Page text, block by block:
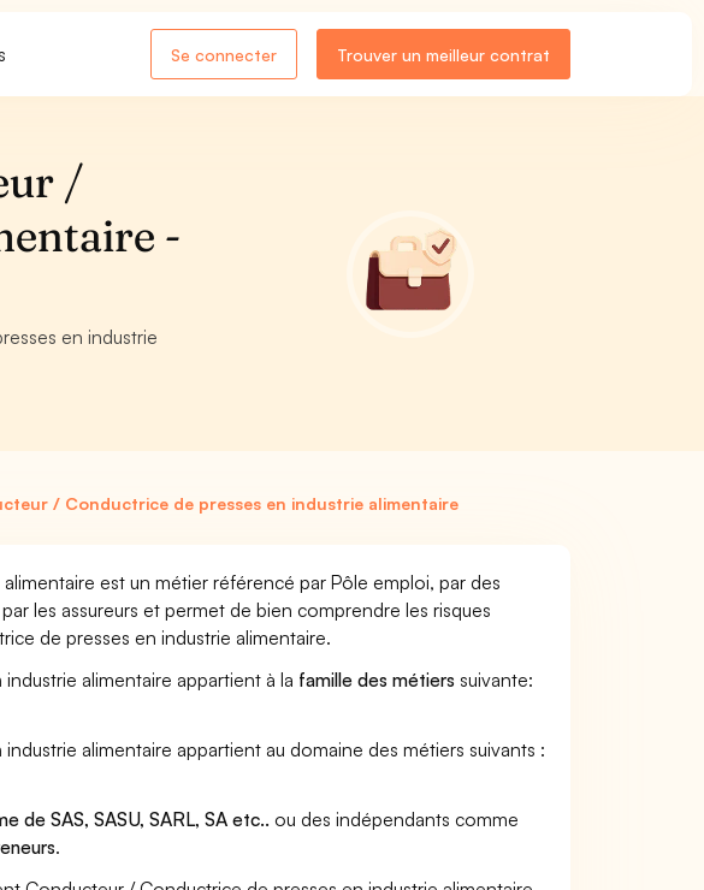
Se connecter Trouver un meilleur contrat
/
-
en industrie
/ Conductrice de presses en industrie alimentaire
est un métier référencé par Pôle emploi, par des
les assureurs et permet de bien comprendre les risques
de presses en industrie alimentaire.
alimentaire appartient à la famille des métiers suivante:
alimentaire appartient au domaine des métiers suivants :
de SAS, SASU, SARL, SA etc.. ou des indépendants comme
.